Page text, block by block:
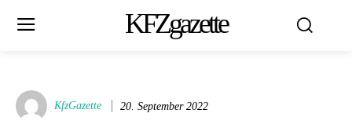
KFZgazette
KfzGazette 20. September 2022